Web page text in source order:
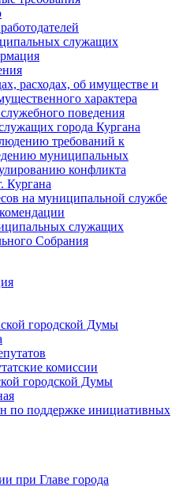
служащих
расходах, об имуществе и
характера
поведения
города Кургана
требований к
муниципальных
конфликта
Кургана
на муниципальной службе
служащих
Cобрания
городской Думы
комиссии
городской Думы
по поддержке инициативных
при Главе города